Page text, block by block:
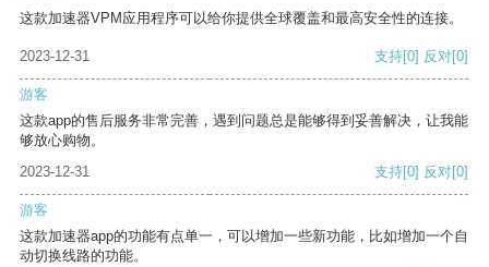
这款加速器VPM应用程序可以给你提供全球覆盖和最高安全性的连接。
2023-12-31 支持[0] 反对[0]
游客
这款app的售后服务非常完善，遇到问题总是能够得到妥善解决，让我能
够放心购物。
2023-12-31
支持[0] 反对[0]
游客
这款加速器app的功能有点单一，可以增加一些新功能，比如增加一个自
动切换线路的功能。